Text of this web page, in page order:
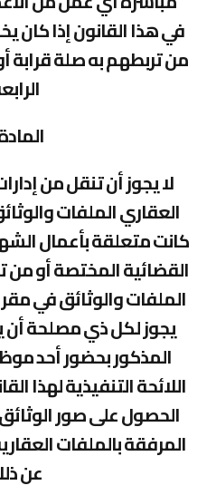
في هذا القانون إذا
من تربطهم به صلة قرابة
المادة
لا يجوز أن تنقل من
العقاري الملفات
كانت متعلقة بأعمال
القضائية المختصة أو من
الملفات والوثائق في
يجوز لكل ذي مصلحة أن
المذكور بحضور أحد
اللائحة التنفيذية لهذا
الحصول على صور
المرفقة بالملفات
عن